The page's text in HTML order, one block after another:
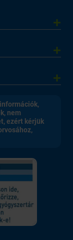
nem
ezért kérjük